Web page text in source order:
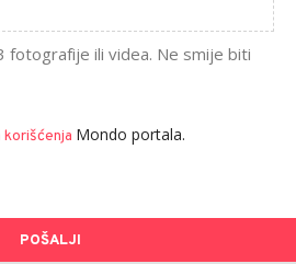
fotografije ili videa. Ne smije biti
korišćenja Mondo portala.
POŠALJI